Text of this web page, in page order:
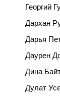
Георгий
Дархан
Дарья
Даурен
Дина
Дулат